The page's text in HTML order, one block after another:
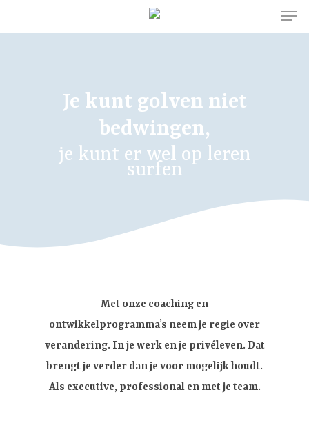
Je kunt golven niet
bedwingen,
je kunt er wel op leren
surfen
Met onze coaching en
ontwikkelprogramma’s neem je regie over
verandering. In je werk en je privéleven. Dat
brengt je verder dan je voor mogelijk houdt.
Als executive, professional en met je team.